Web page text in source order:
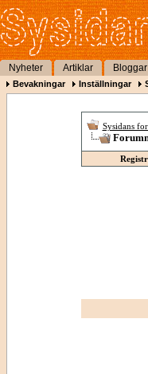
Nyheter Artiklar Bloggar
Bevakningar Inställningar
Sysidans